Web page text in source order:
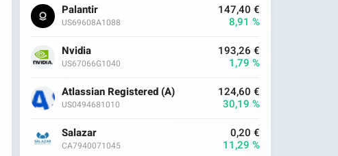
Palantir
US69608A1088
147,40 €
8,91 %
Nvidia
US67066G1040
193,26 €
1,79 %
Atlassian Registered (A)
US0494681010
124,60 €
30,19 %
Salazar
CA7940071045
0,20 €
11,29 %